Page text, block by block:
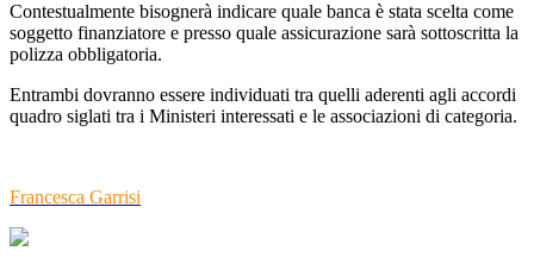
Contestualmente bisognerà indicare quale banca è stata scelta come
soggetto finanziatore e presso quale assicurazione sarà sottoscritta la
polizza obbligatoria.
Entrambi dovranno essere individuati tra quelli aderenti agli accordi
quadro siglati tra i Ministeri interessati e le associazioni di categoria.
Francesca Garrisi